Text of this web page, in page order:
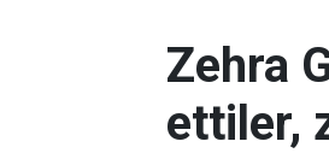
Zehra
ettiler,